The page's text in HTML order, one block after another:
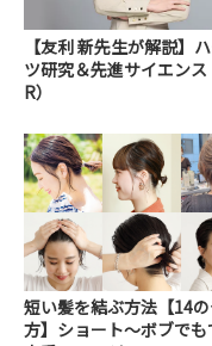
【友利 新先生が解説】
ツ研究＆先進サイエンス
R）
短い髪を結ぶ方法【14の
方】ショート～ボブでも